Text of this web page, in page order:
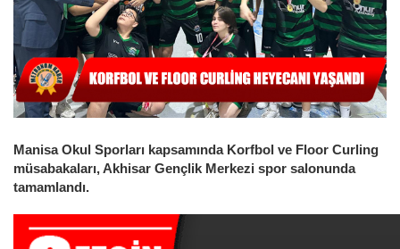
Manisa Okul Sporları kapsamında Korfbol ve Floor Curling
müsabakaları, Akhisar Gençlik Merkezi spor salonunda
tamamlandı.